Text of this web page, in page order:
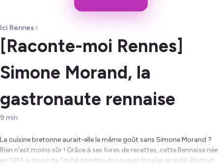
Ici Rennes
[Raconte-moi Rennes]
Simone Morand, la
gastronaute rennaise
9 min
La cuisine bretonne aurait-elle le même goût sans Simone Morand ?
Rien n'est moins sûr ! Grâce à ses livres de recettes, cette Rennaise née
en 1914 a sauvé de l'oubli nombre de saveurs locales en péril. Portrait